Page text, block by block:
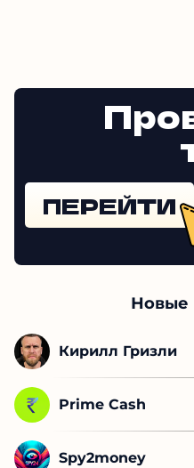
ПЕРЕЙТИ
Новые
Кирилл Гризли
Prime Cash
Spy2money